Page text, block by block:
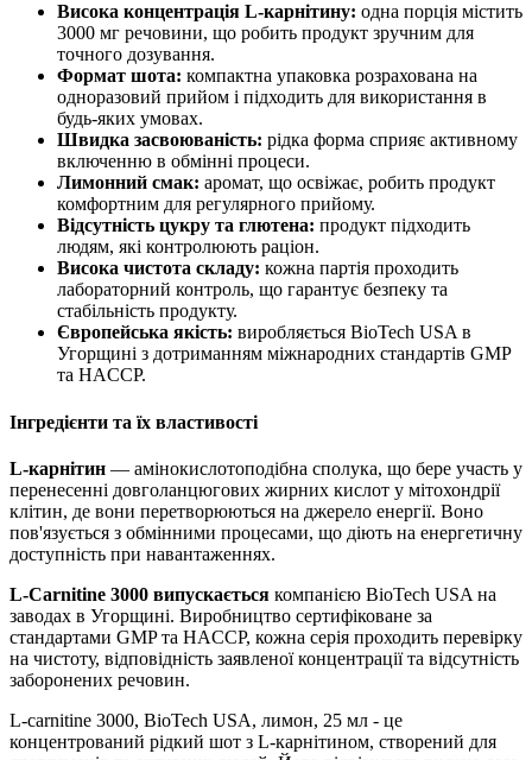
Висока концентрація L-карнітину: одна порція містить
3000 мг речовини, що робить продукт зручним для
точного дозування.
Формат шота: компактна упаковка розрахована на
одноразовий прийом і підходить для використання в
будь-яких умовах.
Швидка засвоюваність: рідка форма сприяє активному
включенню в обмінні процеси.
Лимонний смак: аромат, що освіжає, робить продукт
комфортним для регулярного прийому.
Відсутність цукру та глютена: продукт підходить
людям, які контролюють раціон.
Висока чистота складу: кожна партія проходить
лабораторний контроль, що гарантує безпеку та
стабільність продукту.
Європейська якість: виробляється BioTech USA в
Угорщині з дотриманням міжнародних стандартів GMP
та HACCP.
Інгредієнти та їх властивості
L-карнітин — амінокислотоподібна сполука, що бере участь у
перенесенні довголанцюгових жирних кислот у мітохондрії
клітин, де вони перетворюються на джерело енергії. Воно
пов'язується з обмінними процесами, що діють на енергетичну
доступність при навантаженнях.
L-Carnitine 3000 випускається компанією BioTech USA на
заводах в Угорщині. Виробництво сертифіковане за
стандартами GMP та HACCP, кожна серія проходить перевірку
на чистоту, відповідність заявленої концентрації та відсутність
заборонених речовин.
L-carnitine 3000, BioTech USA, лимон, 25 мл - це
концентрований рідкий шот з L-карнітином, створений для